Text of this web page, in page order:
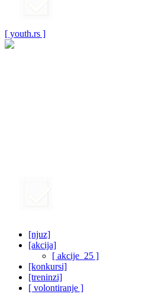
[ youth.rs ]
[njuz]
[akcija]
[ akcije_25 ]
[konkursi]
[treninzi]
[ volontiranje ]